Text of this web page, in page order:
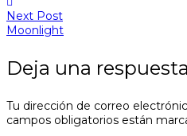
Next Post
Moonlight
Deja una respuesta
Tu dirección de correo
campos obligatorios están